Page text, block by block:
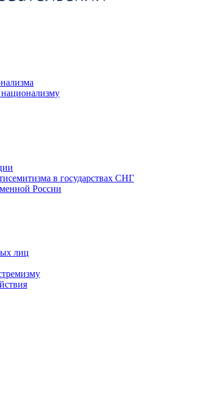
в государствах СНГ
России
лиц